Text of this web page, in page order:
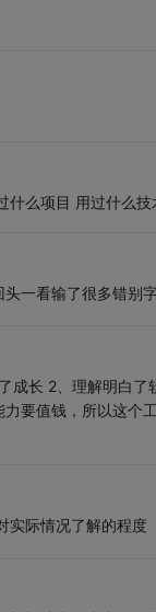
什么项目 用过什么
一看输了很多错别
成长 2、理解明白
要值钱，所以这个
实际情况了解的程度